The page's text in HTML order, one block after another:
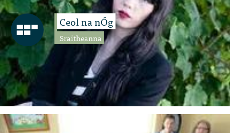
Ceol na nÓg
Sraitheanna